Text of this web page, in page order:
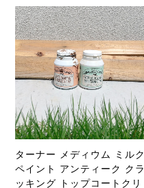
ターナー メディウム ミルク
ペイント アンティーク クラ
ッキング トップコートクリ